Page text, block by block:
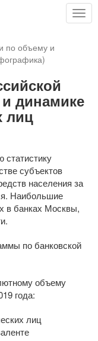
по объему и
динамике
лиц
статистику
субъектов
населения за
Наибольшие
в банках Москвы,
по банковской
объему
года:
лиц